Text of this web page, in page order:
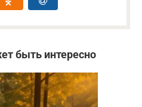
быть интересно